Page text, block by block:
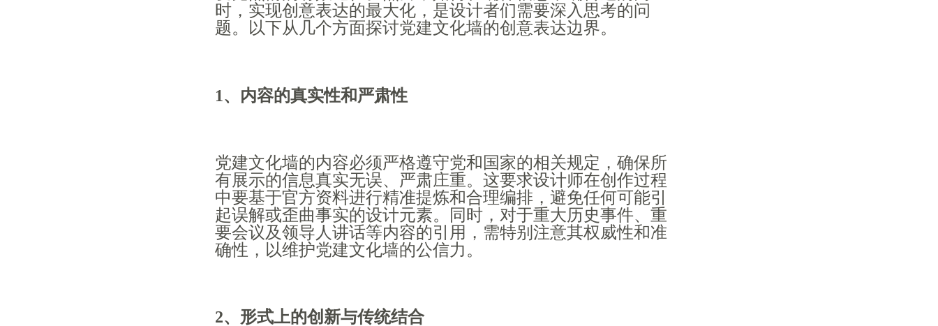
时，实现创意表达的最大化，是设计者们需要深入思考的问
题。以下从几个方面探讨党建文化墙的创意表达边界。
1、内容的真实性和严肃性
党建文化墙的内容必须严格遵守党和国家的相关规定，确保所
有展示的信息真实无误、严肃庄重。这要求设计师在创作过程
中要基于官方资料进行精准提炼和合理编排，避免任何可能引
起误解或歪曲事实的设计元素。同时，对于重大历史事件、重
要会议及领导人讲话等内容的引用，需特别注意其权威性和准
确性，以维护党建文化墙的公信力。
2、形式上的创新与传统结合